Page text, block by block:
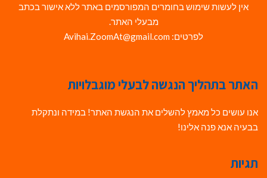
אין לעשות שימוש בחומרים המפורסמים באתר ללא אישור בכתב
מבעלי האתר.
לפרטים: Avihai.ZoomAt@gmail.com
האתר בתהליך הנגשה לבעלי מוגבלויות
אנו עושים כל מאמץ להשלים את הנגשת האתר! במידה ונתקלת
בבעיה אנא פנה אלינו!
תגיות